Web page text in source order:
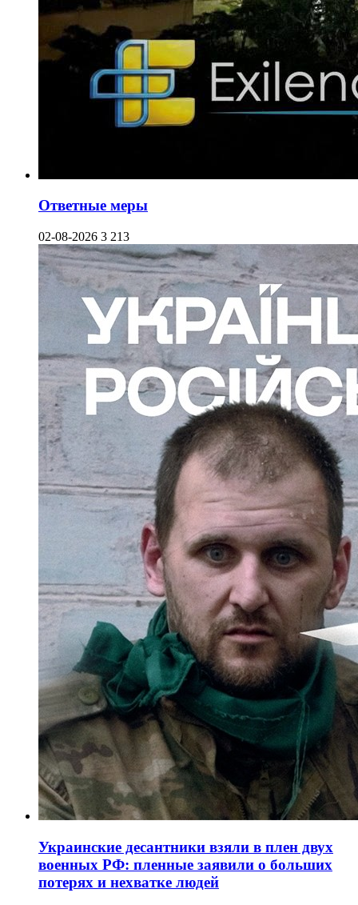
Ответные меры
02-08-2026 3 213
Украинские десантники взяли в плен двух
военных РФ: пленные заявили о больших
потерях и нехватке людей